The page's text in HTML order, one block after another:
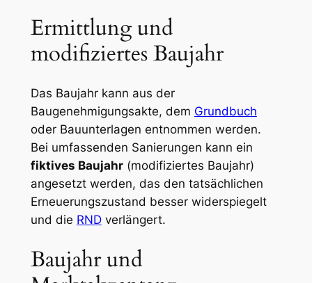
Ermittlung und
modifiziertes Baujahr
Das Baujahr kann aus der
Baugenehmigungsakte, dem Grundbuch
oder Bauunterlagen entnommen werden.
Bei umfassenden Sanierungen kann ein
fiktives Baujahr(modifiziertes Baujahr)
angesetzt werden, das den tatsächlichen
Erneuerungszustand besser widerspiegelt
und die RNDverlängert.
Baujahr und